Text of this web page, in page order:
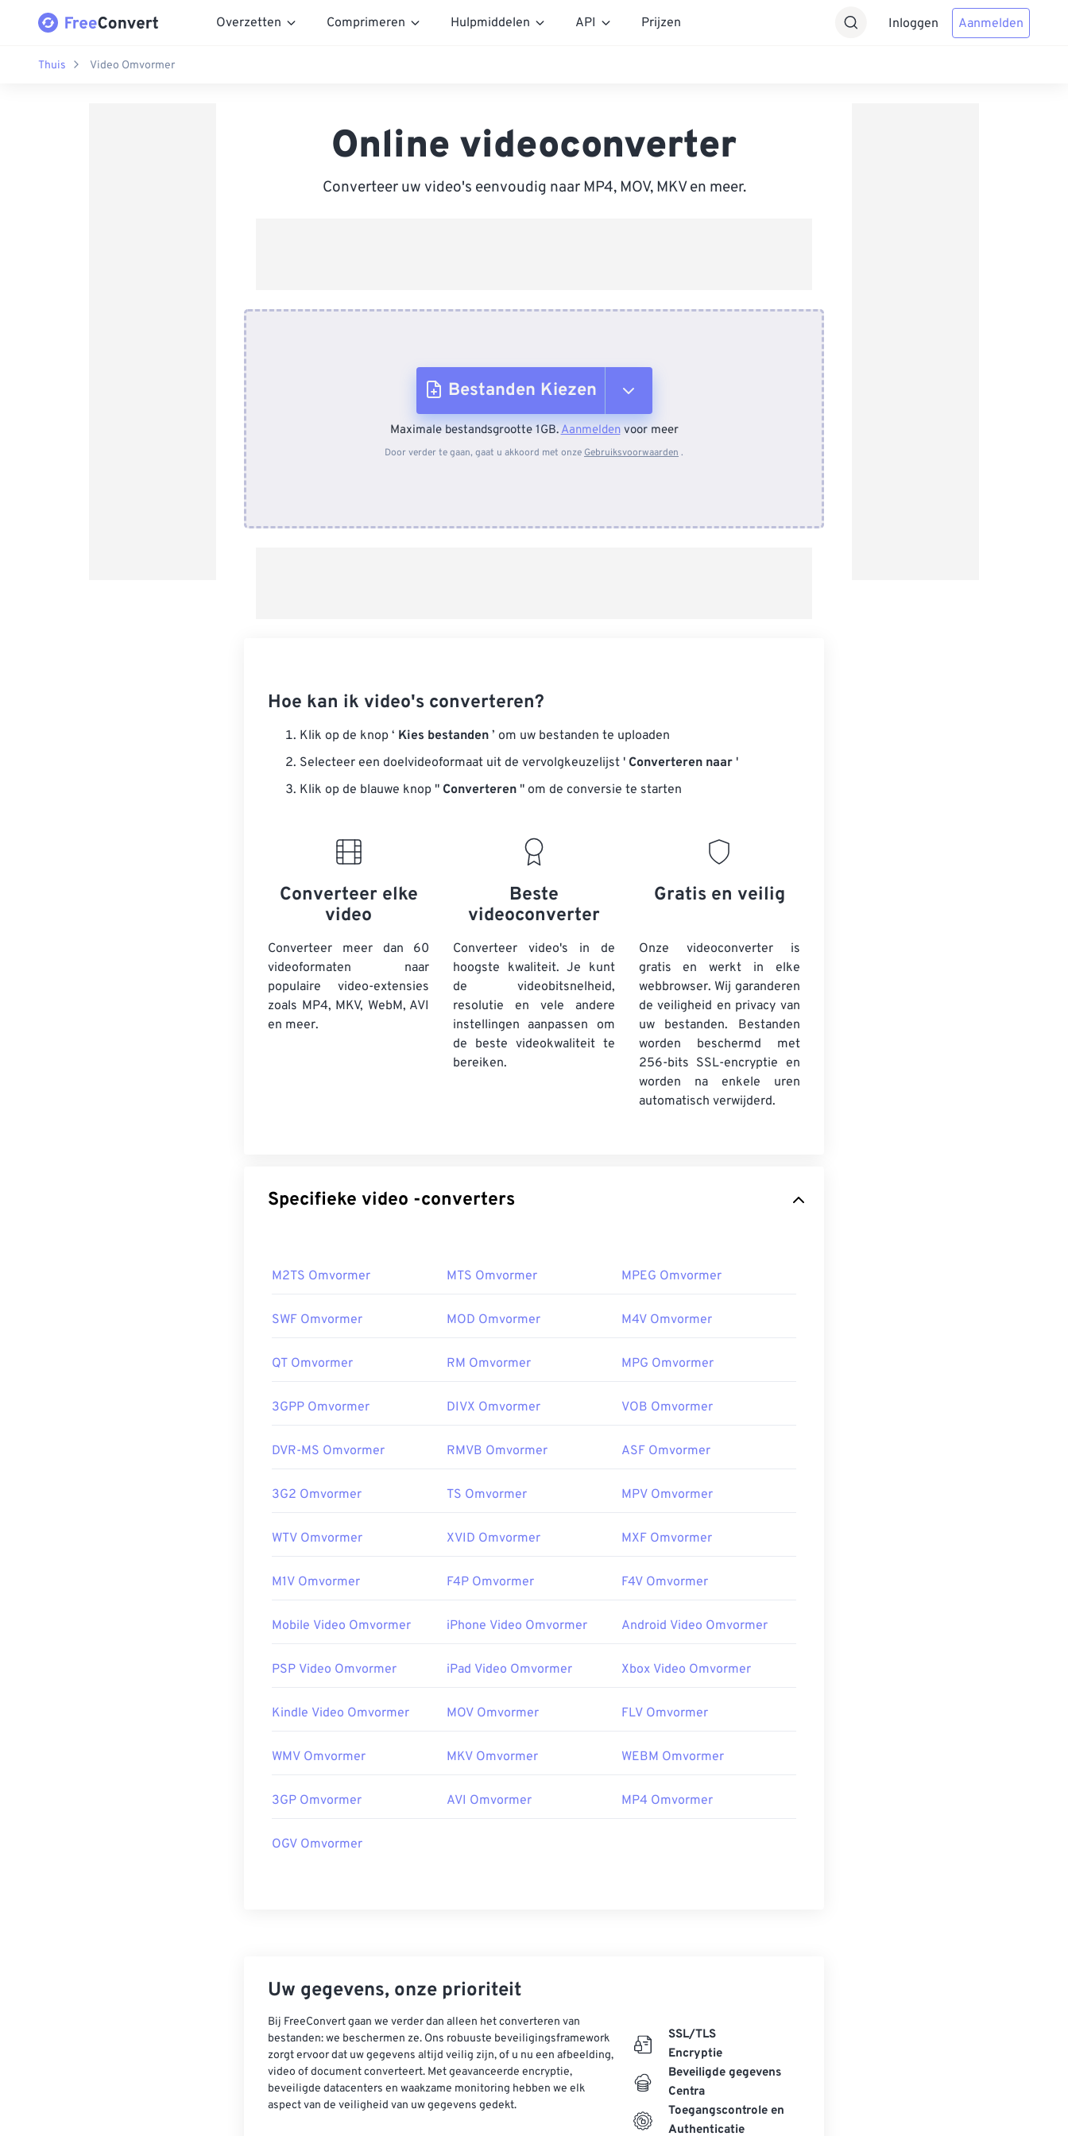
Overzetten Comprimeren Hulpmiddelen API Prijzen Inloggen Aanmelden
Thuis Video Omvormer
Online videoconverter
Converteer uw video's eenvoudig naar MP4, MOV, MKV en meer.
Bestanden Kiezen
Van apparaat
Maximale bestandsgrootte 1GB.Aanmeldenvoor meer
Door verder te gaan, gaat u akkoord met onze Gebruiksvoorwaarden .
Hoe kan ik video's converteren?
Klik op de knop ‘ Kies bestanden ’ om uw bestanden te uploaden
Selecteer een doelvideoformaat uit de vervolgkeuzelijst ' Converteren naar '
Klik op de blauwe knop " Converteren " om de conversie te starten
Converteer elke
video
Converteer meer dan 60
videoformaten naar
populaire video-extensies
zoals MP4, MKV, WebM, AVI
en meer.
Beste
videoconverter
Converteer video's in de
hoogste kwaliteit. Je kunt
de videobitsnelheid,
resolutie en vele andere
instellingen aanpassen om
de beste videokwaliteit te
bereiken.
Gratis en veilig
Onze videoconverter is
gratis en werkt in elke
webbrowser. Wij garanderen
de veiligheid en privacy van
uw bestanden. Bestanden
worden beschermd met
256-bits SSL-encryptie en
worden na enkele uren
automatisch verwijderd.
Specifieke video -converters
M2TS Omvormer MTS Omvormer MPEG Omvormer
SWF Omvormer MOD Omvormer M4V Omvormer
QT Omvormer RM Omvormer MPG Omvormer
3GPP Omvormer DIVX Omvormer VOB Omvormer
DVR-MS Omvormer RMVB Omvormer ASF Omvormer
3G2 Omvormer TS Omvormer MPV Omvormer
WTV Omvormer XVID Omvormer MXF Omvormer
M1V Omvormer F4P Omvormer F4V Omvormer
Mobile Video Omvormer iPhone Video Omvormer Android Video Omvormer
PSP Video Omvormer iPad Video Omvormer Xbox Video Omvormer
Kindle Video Omvormer MOV Omvormer FLV Omvormer
WMV Omvormer MKV Omvormer WEBM Omvormer
3GP Omvormer AVI Omvormer MP4 Omvormer
OGV Omvormer
Uw gegevens, onze prioriteit
Bij FreeConvert gaan we verder dan alleen het converteren van
bestanden: we beschermen ze. Ons robuuste beveiligingsframework
zorgt ervoor dat uw gegevens altijd veilig zijn, of u nu een afbeelding,
video of document converteert. Met geavanceerde encryptie,
beveiligde datacenters en waakzame monitoring hebben we elk
aspect van de veiligheid van uw gegevens gedekt.
SSL/TLS
Encryptie
Beveiligde gegevens
Centra
Toegangscontrole en
Authenticatie